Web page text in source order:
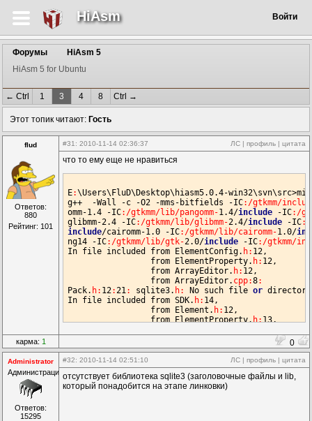
HiAsm Войти
Форумы
HiAsm 5
HiAsm 5 for Ubuntu
← Ctrl 1 3 4 8 Ctrl →
Этот топик читают: Гость
flud
Ответов:
880
Рейтинг: 101
#31 : 2010-11-14 02:36:37 ЛС | профиль | цитата
что то ему еще не нравиться
E:\Users\ FluD\ Desktop\hiasm5.0.4-
g++  -Wall -c -O2 -mms-bitfields -IC:/gtkmm/
omm-1.4 -IC:/gtkmm/lib/pangomm-1.4/include -IC:/
glibmm-2.4 -IC:/gtkmm/lib/glibmm-2.4/include -IC:/
include/cairomm-1.0 -IC:/gtkmm/lib/cairomm-1.0/
ng14 -IC:/gtkmm/lib/gtk-2.0/include -IC:/gtkmm/
In file included from ElementConfig. h: 12,
                 from
ElementProperty. h: 12,
                 from
ArrayEditor. h: 12,
                 from
ArrayEditor. cpp:8:
Pack. h: 12:21: sqlite3. h: No such file or
In file included from SDK. h: 14,
                 from
Element . h: 12,
                 from
ElementProperty.h:13,
SelectManager.h:26: warning: `class SelectManager
ArrayEditor.cpp: member function `void
ArrayEditor.cpp:72: warning: 'prop' might be
mingw32-make: *** [ArrayEditor.o] Error 1
карма: 1 0
Administrator
Администрация
Ответов:
15295
#32: 2010-11-14 02:51:10 ЛС | профиль | цитата
отсутствует библиотека sqlite3 (заголовочные файлы и lib,
который понадобится на этапе линковки)